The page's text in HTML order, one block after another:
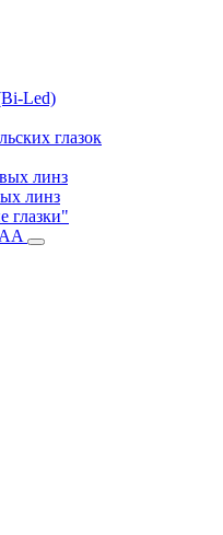
Led)
глазок
линз
линз
глазки"